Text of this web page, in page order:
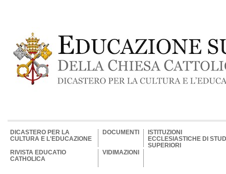
DICASTERO PER LA
CULTURA E L'EDUCAZIONE
DOCUMENTI
ISTITUZIONI
ECCLESIASTICHE DI
SUPERIORI
RIVISTA EDUCATIO
CATHOLICA
VIDIMAZIONI